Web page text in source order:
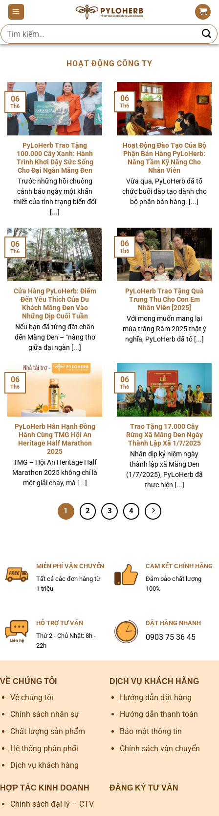
Bỏ
qua
nội
dung
Tìm
kiếm:
HOẠT ĐỘNG CÔNG TY
PyLoHerb Trao Tặng
100.000 Cây Xanh: Hành
Trình Khơi Dậy Sức Sống
Cho Đại Ngàn Măng Đen
Trước những hồi chuông
cảnh báo ngày một khẩn
thiết của tình trạng biến đổi
[...]
06
Th6
Hoạt Động Đào Tạo Của Bộ
Phận Bán Hàng PyLoHerb:
Nâng Tầm Kỹ Năng Cho
Nhân Viên
Vừa qua, PyLoHerb đã tổ
chức buổi đào tạo dành cho
bộ phận bán hàng. [...]
06
Th6
Cửa Hàng PyLoHerb: Điểm
Đến Yêu Thích Của Du
Khách Măng Đen Vào
Những Dịp Cuối Tuần
Nếu bạn đã từng đặt chân
đến Măng Đen – “nàng thơ
giữa đại ngàn [...]
06
Th6
PyLoHerb Trao Tặng Quà
Trung Thu Cho Con Em
Nhân Viên [2025]
Với mong muốn mang lại
mùa trăng Rằm 2025 thật ý
nghĩa, PyLoHerb đã tổ [...]
06
Th6
PyLoHerb Hân Hạnh Đồng
Hành Cùng TMG Hội An
Heritage Half Marathon
2025
TMG – Hội An Heritage Half
Marathon 2025 không chỉ là
một giải chạy, mà [...]
06
Th6
Trao Tặng 17.000 Cây
Rừng Xã Măng Đen Ngày
Thành Lập Xã 1/7/2025
Nhân dịp kỷ niệm ngày
thành lập xã Măng Đen
(1/7/2025), PyLoHerb đã
thực hiện [...]
06
Th6
1 2 3 4
MIỄN PHÍ VẬN CHUYỂN
Tất cả các đơn hàng từ
1 triệu
CAM KẾT CHÍNH HÃNG
Đảm bảo chất lượng
100%
HỖ TRỢ TƯ VẤN
Thứ 2 - Chủ Nhật: 8h -
22h
ĐẶT HÀNG NHANH
0903 75 36 45
VỀ CHÚNG TÔI
Về chúng tôi
Chính sách nhân sự
Chất lượng sản phẩm
Hệ thống phân phối
Dịch vụ khách hàng
DỊCH VỤ KHÁCH HÀNG
Hướng dẫn đặt hàng
Hướng dẫn thanh toán
Bảo mật thông tin
Chính sách vận chuyển
HỢP TÁC KINH DOANH
Chính sách đại lý – CTV
ĐĂNG KÝ TƯ VẤN